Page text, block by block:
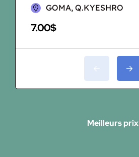
GOMA, Q.KYESHRO
7.00$
Meilleurs prix